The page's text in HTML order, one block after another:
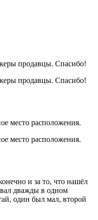
продавцы. Спасибо!
продавцы. Спасибо!
место расположения.
место расположения.
и за то, что нашёл
дважды в одном
один был мал, второй